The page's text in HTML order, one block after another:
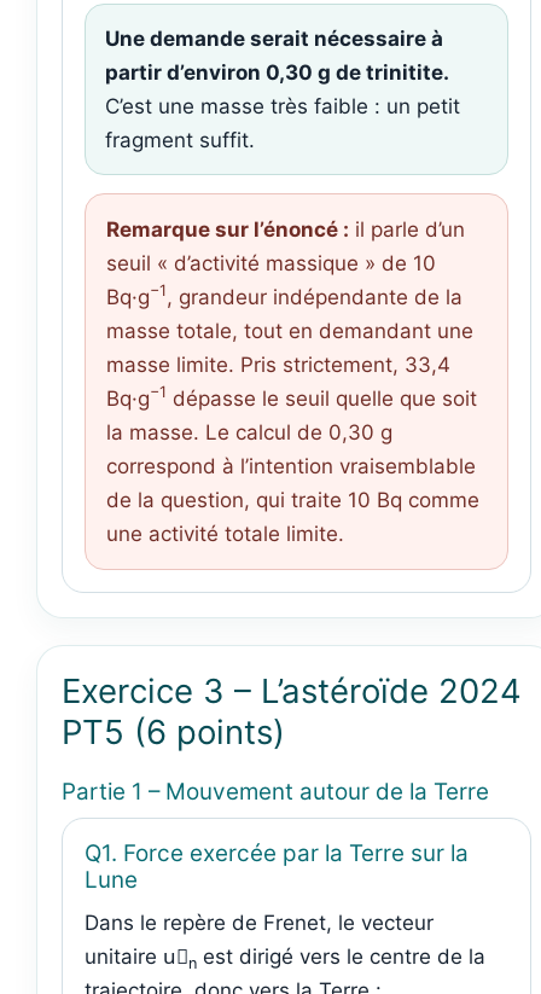
Une demande serait nécessaire à
partir d’environ 0,30 g de trinitite.
C’est une masse très faible : un petit
fragment suffit.
Remarque sur l’énoncé : il parle d’un
seuil « d’activité massique » de 10
Bq·g−1, grandeur indépendante de la
masse totale, tout en demandant une
masse limite. Pris strictement, 33,4
Bq·g−1 dépasse le seuil quelle que soit
la masse. Le calcul de 0,30 g
correspond à l’intention vraisemblable
de la question, qui traite 10 Bq comme
une activité totale limite.
Exercice 3 – L’astéroïde 2024
PT5 (6 points)
Partie 1 – Mouvement autour de la Terre
Q1. Force exercée par la Terre sur la
Lune
Dans le repère de Frenet, le vecteur
unitaire u⃗n est dirigé vers le centre de la